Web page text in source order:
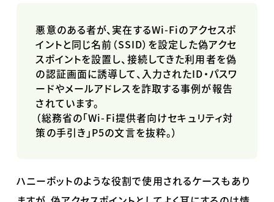
悪意のある者が、実在するWi-Fiのアクセスポ
イントと同じ名前（SSID）を設定した偽アクセ
スポイントを設置し、接続してきた利用者を偽
の認証画面に誘導して、入力されたID・パスワ
ードやメールアドレスを詐取する事例が報告
されています。
（総務省の「Wi-Fi提供者向けセキュリティ対
策の手引き」P5の文言を抜粋。）
ハニーポットのような役割で使用されるケースもあり